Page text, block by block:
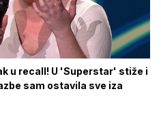
u recall! U 'Superstar' stiže i
sam ostavila sve iza